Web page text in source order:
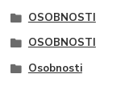
OSOBNOSTI
OSOBNOSTI
Osobnosti